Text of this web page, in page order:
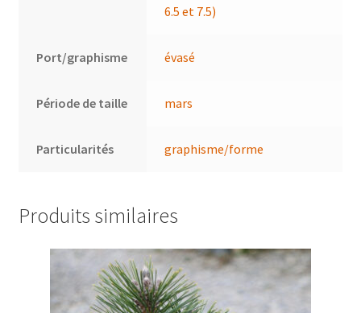
6.5 et 7.5)
Port/graphisme évasé
Période de taille mars
Particularités graphisme/forme
Produits similaires